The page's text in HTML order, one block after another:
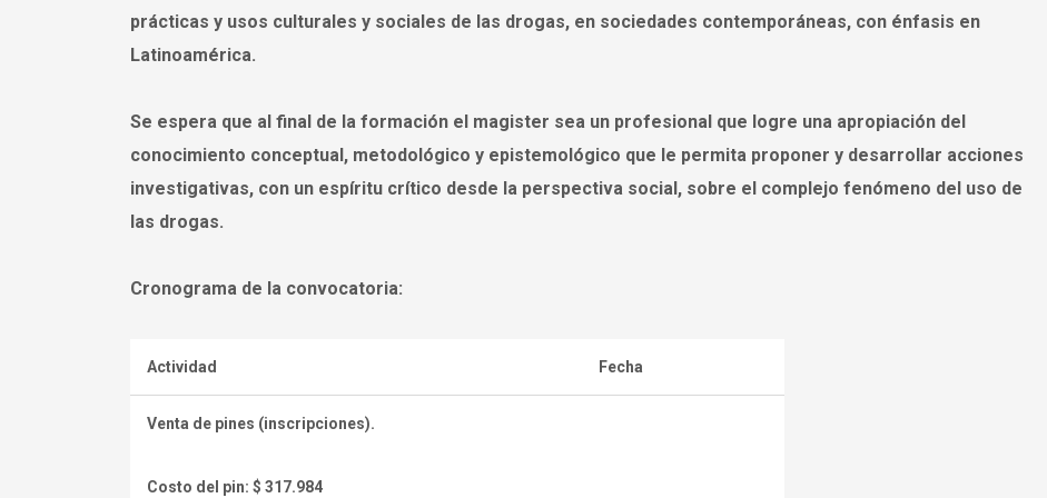
prácticas y usos culturales y sociales de las drogas, en sociedades contemporáneas, con énfasis en
Latinoamérica.
Se espera que al final de la formación el magister sea un profesional que logre una apropiación del
conocimiento conceptual, metodológico y epistemológico que le permita proponer y desarrollar acciones
investigativas, con un espíritu crítico desde la perspectiva social, sobre el complejo fenómeno del uso de
las drogas.
Cronograma de la convocatoria:
Actividad Fecha
Venta de pines (inscripciones).
Costo del pin: $ 317.984